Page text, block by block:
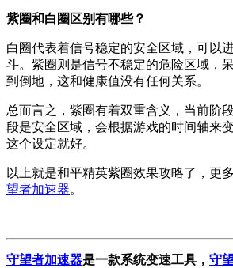
紫圈和白圈区别有哪些？
白圈代表着信号稳定的安全区域，可以
斗。紫圈则是信号不稳定的危险区域，
到倒地，这和健康值没有任何关系。
总而言之，紫圈有着双重含义，当前阶
段是安全区域，会根据游戏的时间轴来
这个设定就好。
以上就是和平精英紫圈效果攻略了，更
望者加速器。
守望者加速器是一款系统变速工具 ， 守